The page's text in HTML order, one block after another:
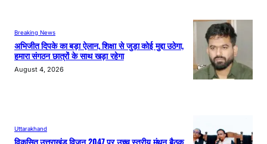
Breaking News
अभिजीत दिपके का बड़ा ऐलान, शिक्षा से जुड़ा कोई मुद्दा उठेगा,
हमारा संगठन छात्रों के साथ खड़ा रहेगा
August 4, 2026
Uttarakhand
विकसित उत्तराखंड विजन 2047 पर उच्च स्तरीय मंथन बैठक